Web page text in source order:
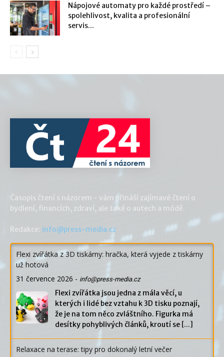
Nápojové automaty pro každé prostředí –
spolehlivost, kvalita a profesionální
servis...
Časopis čtení s názorem - vám přináší zajímavé čtení o
bydlení, financích, zdraví, ale také o autech a módě.
Redakce: info@press-media.cz
Flexi zvířátka z 3D tiskárny: hračka, která vyjede z tiskárny
už hotová
31 července 2026 - info@press-media.cz
Flexi zvířátka jsou jedna z mála věcí, u
kterých i lidé bez vztahu k 3D tisku poznají,
že je na tom něco zvláštního. Figurka má
desítky pohyblivých článků, kroutí se [...]
Relaxace na terase: tipy pro dokonalý letní večer